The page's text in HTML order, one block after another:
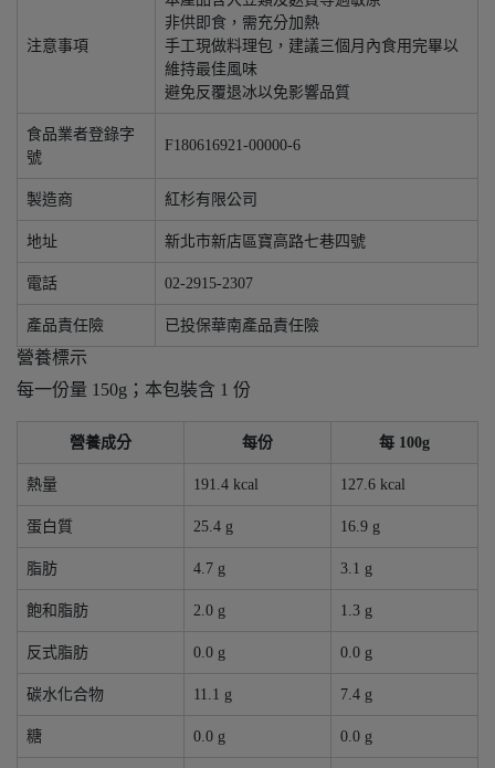
注意事項
非供即食，需充分加熱
手工現做料理包，建議三個月內食用完畢以
維持最佳風味
避免反覆退冰以免影響品質
食品業者登錄字
號
F180616921-00000-6
製造商 紅杉有限公司
地址 新北市新店區寶高路七巷四號
電話 02-2915-2307
產品責任險 已投保華南產品責任險
營養標示
每一份量 150g；本包裝含 1 份
營養成分 每份 每 100g
熱量 191.4 kcal 127.6 kcal
蛋白質 25.4 g 16.9 g
脂肪 4.7 g 3.1 g
飽和脂肪 2.0 g 1.3 g
反式脂肪 0.0 g 0.0 g
碳水化合物 11.1 g 7.4 g
糖 0.0 g 0.0 g